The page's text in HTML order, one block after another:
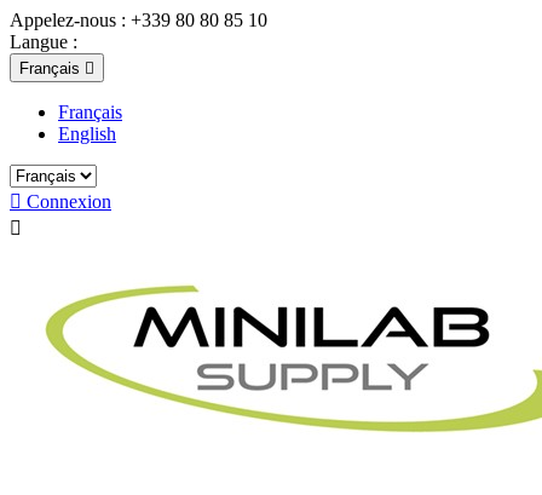
Appelez-nous : +339 80 80 85 10
Langue :
Français 
Français
English
 Connexion
